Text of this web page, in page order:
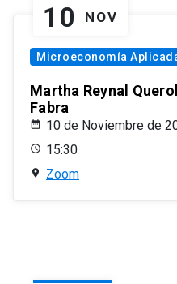
10 NOV
Microeconomía
Martha Reynal
Fabra
10 de Noviembre de
15:30
Zoom